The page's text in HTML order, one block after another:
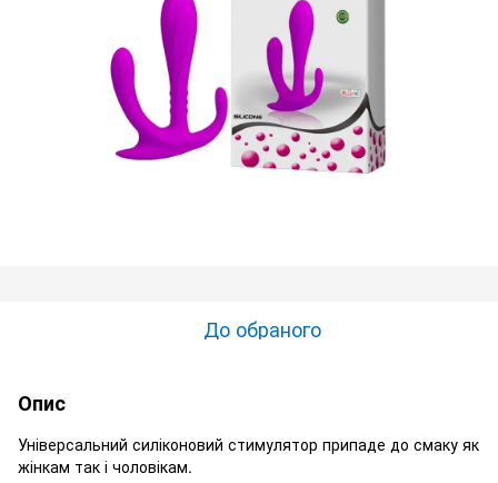
До обраного
Опис
Універсальний силіконовий стимулятор припаде до смаку як
жінкам так і чоловікам.